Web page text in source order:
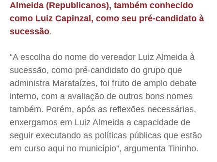
Almeida (Republicanos), também conhecido
como Luiz Capinzal, como seu pré-candidato à
sucessão.
“A escolha do nome do vereador Luiz Almeida à
sucessão, como pré-candidato do grupo que
administra Marataízes, foi fruto de amplo debate
interno, com a avaliação de outros bons nomes
também. Porém, após as reflexões necessárias,
enxergamos em Luiz Almeida a capacidade de
seguir executando as políticas públicas que estão
em curso aqui no município”, argumenta Tininho.